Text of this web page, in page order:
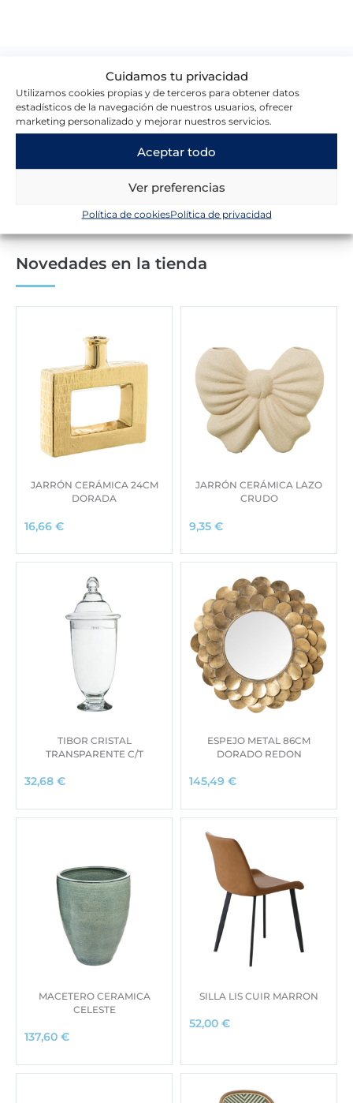
Cuidamos tu privacidad
Utilizamos cookies propias y de terceros para obtener datos
estadísticos de la navegación de nuestros usuarios, ofrecer
marketing personalizado y mejorar nuestros servicios.
Aceptar todo
Ver preferencias
Política de cookiesPolítica de privacidad
Lo que dicen nuestros clientes
Escribir una reseña
Novedades en la tienda
JARRÓN CERÁMICA 24CM
DORADA
16,66 €
JARRÓN CERÁMICA LAZO
CRUDO
9,35 €
TIBOR CRISTAL
TRANSPARENTE C/T
32,68 €
ESPEJO METAL 86CM
DORADO REDON
145,49 €
MACETERO CERAMICA
CELESTE
137,60 €
SILLA LIS CUIR MARRON
52,00 €